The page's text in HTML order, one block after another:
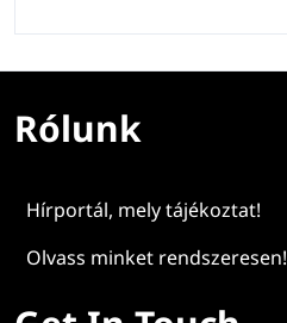
Rólunk
Hírportál, mely tájékoztat!
Olvass minket rendszeresen!